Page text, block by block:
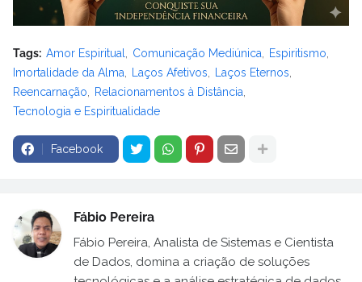
Tags: Amor Espiritual Comunicação Mediúnica
Espiritismo
Imortalidade da Alma
Laços Afetivos
Laços Eternos
Reencarnação
Relacionamentos à Distância
Tecnologia e Espiritualidade
Facebook
Fábio Pereira
Fábio Pereira, Analista de Sistemas e Cientista
de Dados, domina a criação de soluções